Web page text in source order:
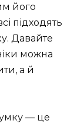
його
підходять
Давайте
можна
а й
— це